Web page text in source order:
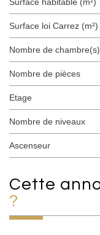
Surface loi Carrez (m²)
Nombre de chambre(s)
Nombre de pièces
Etage
Nombre de niveaux
Ascenseur
cette
?